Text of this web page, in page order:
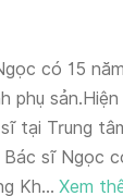
có 15
phụ
tại Trung
sĩ Ngọc
Kh... Xem